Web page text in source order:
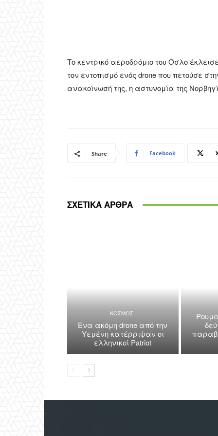
Το κεντρικό αεροδρόμιο του Όσλο
τον εντοπισμό ενός drone που πετούσε
ανακοίνωσή της, η αστυνομία της
Share Facebook
ΣΧΕΤΙΚΑ ΑΡΘΡΑ
ΚΟΣΜΟΣ
Ένα ακόμη drone από την
Υεμένη κατέρριψαν οι
ελληνικοί Patriot